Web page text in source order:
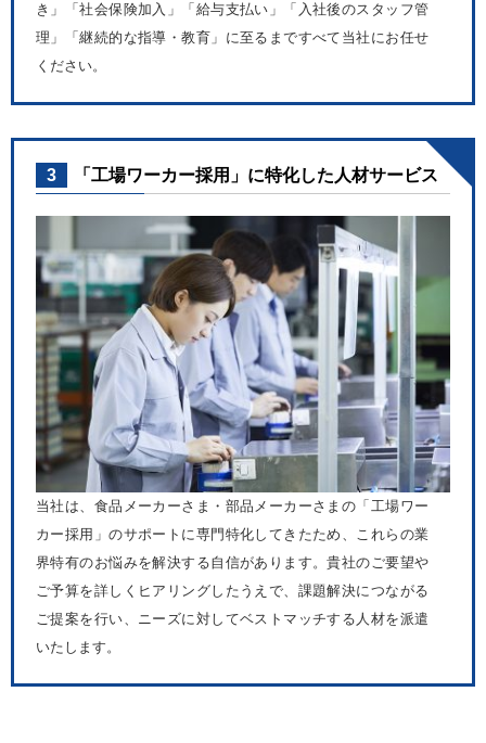
き」「社会保険加入」「給与支払い」「入社後のスタッフ管
理」「継続的な指導・教育」に至るまですべて当社にお任せ
ください。
3 「工場ワーカー採用」に特化した人材サービス
当社は、食品メーカーさま・部品メーカーさまの「工場ワー
カー採用」のサポートに専門特化してきたため、これらの業
界特有のお悩みを解決する自信があります。貴社のご要望や
ご予算を詳しくヒアリングしたうえで、課題解決につながる
ご提案を行い、ニーズに対してベストマッチする人材を派遣
いたします。